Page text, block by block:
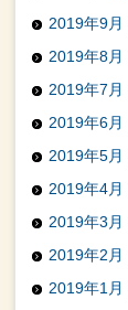
2019年9月
2019年8月
2019年7月
2019年6月
2019年5月
2019年4月
2019年3月
2019年2月
2019年1月